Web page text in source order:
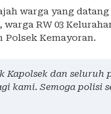
warga yang
RW 03
Polsek Kemayoran.
Kapolsek dan seluruh
kami. Semoga polisi